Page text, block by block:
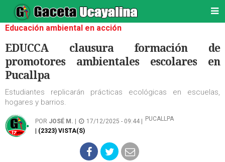
Educación ambiental en acción
EDUCCA clausura formación de
promotores ambientales escolares en
Pucallpa
Estudiantes replicarán prácticas ecológicas en escuelas,
hogares y barrios.
POR JOSÉ M. 17/12/2025 - 09:44 |
PUCALLPA
| (2323) VISTA(S)